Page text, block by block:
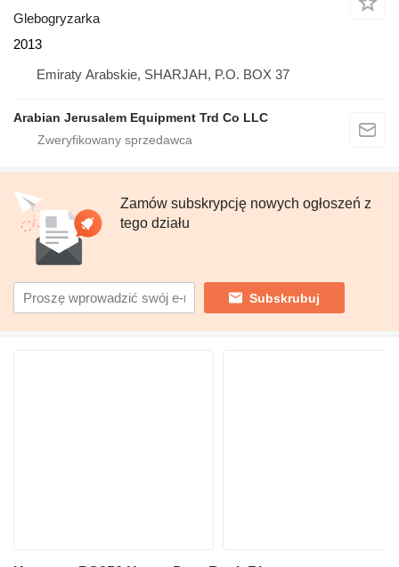
Glebogryzarka
2013
Emiraty Arabskie, SHARJAH, P.O. BOX 37
Arabian Jerusalem Equipment Trd Co LLC
Zamów subskrypcję nowych ogłoszeń z
tego działu
Subskrubuj